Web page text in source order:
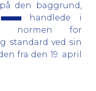
den baggrund,
handlede i
normen for
standard ved sin
fra den 19. april